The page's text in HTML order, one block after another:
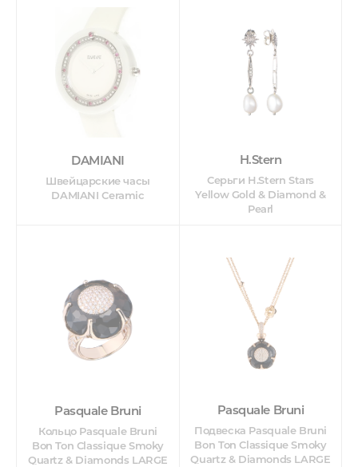
DAMIANI
Швейцарские часы
DAMIANI Ceramic
H.Stern
Серьги H.Stern Stars
Yellow Gold & Diamond &
Pearl
Pasquale Bruni
Кольцо Pasquale Bruni
Bon Ton Classique Smoky
Quartz & Diamonds LARGE
Pasquale Bruni
Подвеска Pasquale Bruni
Bon Ton Classique Smoky
Quartz & Diamonds LARGE